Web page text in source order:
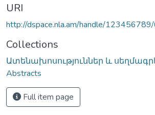
URI
http://dspace.nla.am/handle/
Collections
Ատենախոսություններ և
Abstracts
Full item page